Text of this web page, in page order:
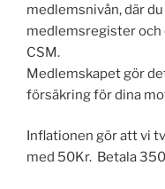
medlemsnivån, där
medlemsregister och
CSM.
Medlemskapet gör
försäkring för dina
Inflationen gör att vi
med 50Kr. Betala